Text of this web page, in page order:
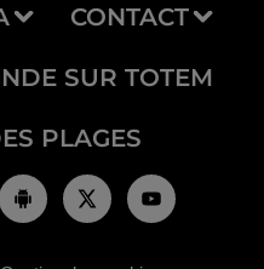
CONTACT
SUR TOTEM
PLAGES